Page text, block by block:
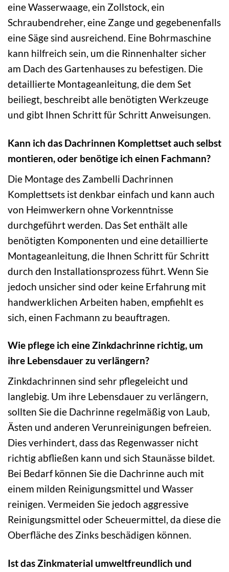
eine Wasserwaage, ein Zollstock, ein
Schraubendreher, eine Zange und gegebenenfalls
eine Säge sind ausreichend. Eine Bohrmaschine
kann hilfreich sein, um die Rinnenhalter sicher
am Dach des Gartenhauses zu befestigen. Die
detaillierte Montageanleitung, die dem Set
beiliegt, beschreibt alle benötigten Werkzeuge
und gibt Ihnen Schritt für Schritt Anweisungen.
Kann ich das Dachrinnen Komplettset auch selbst
montieren, oder benötige ich einen Fachmann?
Die Montage des Zambelli Dachrinnen
Komplettsets ist denkbar einfach und kann auch
von Heimwerkern ohne Vorkenntnisse
durchgeführt werden. Das Set enthält alle
benötigten Komponenten und eine detaillierte
Montageanleitung, die Ihnen Schritt für Schritt
durch den Installationsprozess führt. Wenn Sie
jedoch unsicher sind oder keine Erfahrung mit
handwerklichen Arbeiten haben, empfiehlt es
sich, einen Fachmann zu beauftragen.
Wie pflege ich eine Zinkdachrinne richtig, um
ihre Lebensdauer zu verlängern?
Zinkdachrinnen sind sehr pflegeleicht und
langlebig. Um ihre Lebensdauer zu verlängern,
sollten Sie die Dachrinne regelmäßig von Laub,
Ästen und anderen Verunreinigungen befreien.
Dies verhindert, dass das Regenwasser nicht
richtig abfließen kann und sich Staunässe bildet.
Bei Bedarf können Sie die Dachrinne auch mit
einem milden Reinigungsmittel und Wasser
reinigen. Vermeiden Sie jedoch aggressive
Reinigungsmittel oder Scheuermittel, da diese die
Oberfläche des Zinks beschädigen können.
Ist das Zinkmaterial umweltfreundlich und